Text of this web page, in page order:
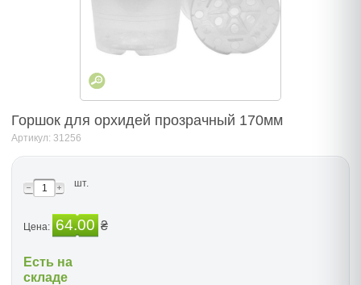
Горшок для орхидей прозрачный 170мм
Артикул: 31256
шт.
Цена: 64.00 ₴
Есть на
складе